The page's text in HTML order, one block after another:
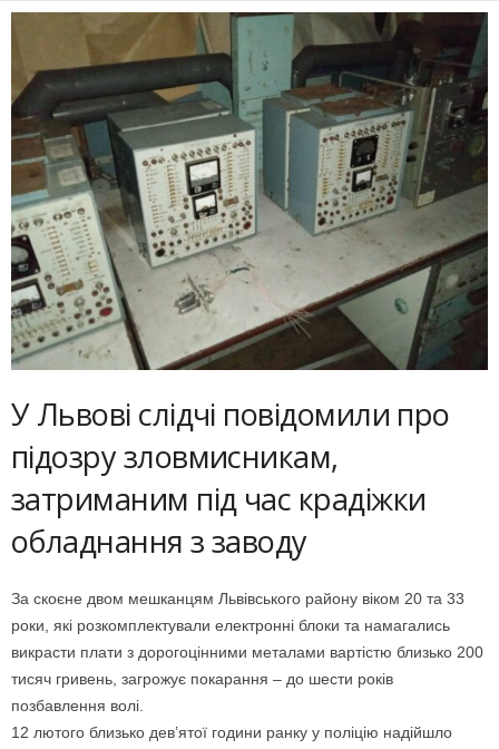
У Львові слідчі повідомили про
підозру зловмисникам,
затриманим під час крадіжки
обладнання з заводу
За скоєне двом мешканцям Львівського району віком 20 та 33
роки, які розкомплектували електронні блоки та намагались
викрасти плати з дорогоцінними металами вартістю близько 200
тисяч гривень, загрожує покарання – до шести років
позбавлення волі.
12 лютого близько дев’ятої години ранку у поліцію надійшло